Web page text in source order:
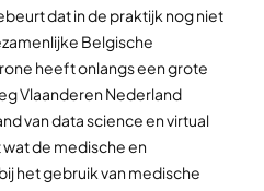
dat in de praktijk nog niet
Belgische
heeft onlangs een grote
Vlaanderen Nederland
van data science en virtual
de medische en
het gebruik van medische